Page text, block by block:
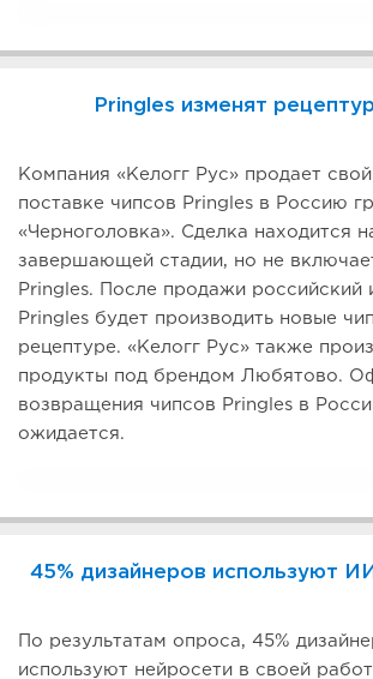
Pringles изменят
Компания «Келогг Рус» продает
поставке чипсов Pringles в Россию
«Черноголовка». Сделка находится
завершающей стадии, но не
Pringles. После продажи российский
Pringles будет производить новые
рецептуре. «Келогг Рус» также
продукты под брендом Любятово.
возвращения чипсов Pringles в
ожидается.
45% дизайнеров используют
По результатам опроса, 45%
используют нейросети в своей